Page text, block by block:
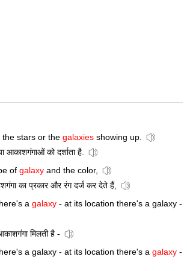
the stars or the galaxies showing up.
आकाशगंगाओं को दर्शाता है.
of galaxy and the color,
का प्रकार और रंग दर्ज कर देते हैं,
a galaxy - at its location there's a galaxy -
मिलती है -
a galaxy - at its location there's a galaxy -